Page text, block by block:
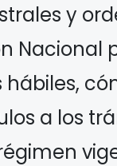
y
Nacional
hábiles,
a los